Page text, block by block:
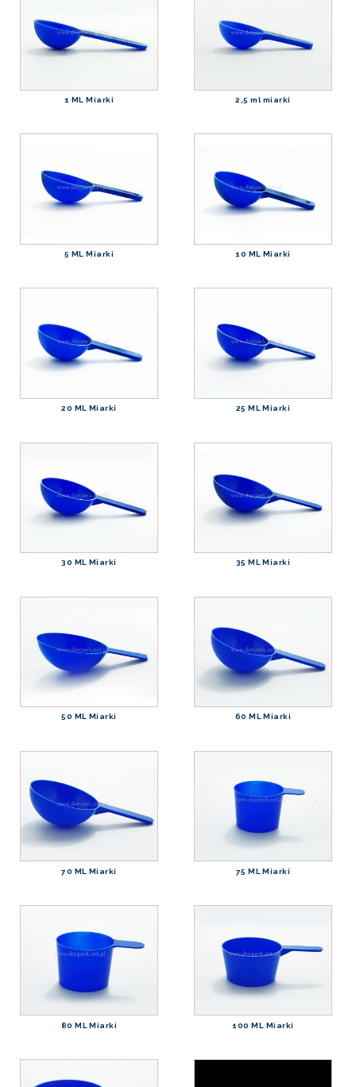
1 ML Miarki 2,5 ml miarki
5 ML Miarki 10 ML Miarki
20 ML Miarki 25 ML Miarki
30 ML Miarki 35 ML Miarki
50 ML Miarki 60 ML Miarki
70 ML Miarki 75 ML Miarki
80 ML Miarki 100 ML Miarki